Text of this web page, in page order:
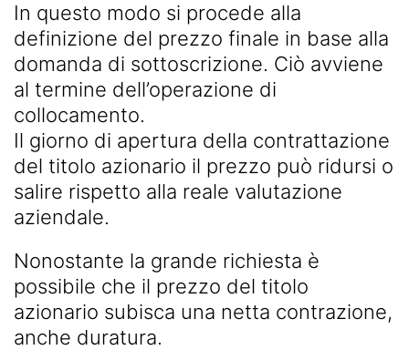
In questo modo si procede alla
definizione del prezzo finale in base alla
domanda di sottoscrizione. Ciò avviene
al termine dell’operazione di
collocamento.
Il giorno di apertura della contrattazione
del titolo azionario il prezzo può ridursi o
salire rispetto alla reale valutazione
aziendale.
Nonostante la grande richiesta è
possibile che il prezzo del titolo
azionario subisca una netta contrazione,
anche duratura.